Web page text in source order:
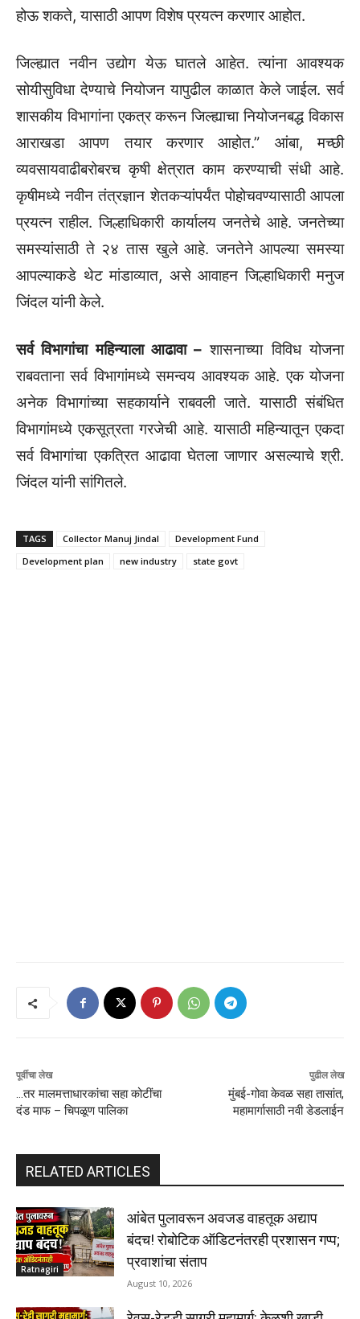
होऊ शकते, यासाठी आपण विशेष प्रयत्न करणार आहोत.
जिल्ह्यात नवीन उद्योग येऊ घातले आहेत. त्यांना आवश्यक
सोयीसुविधा देण्याचे नियोजन यापुढील काळात केले जाईल. सर्व
शासकीय विभागांना एकत्र करून जिल्ह्याचा नियोजनबद्ध विकास
आराखडा आपण तयार करणार आहोत.” आंबा, मच्छी
व्यवसायवाढीबरोबरच कृषी क्षेत्रात काम करण्याची संधी आहे.
कृषीमध्ये नवीन तंत्रज्ञान शेतकऱ्यांपर्यंत पोहोचवण्यासाठी आपला
प्रयत्न राहील. जिल्हाधिकारी कार्यालय जनतेचे आहे. जनतेच्या
समस्यांसाठी ते २४ तास खुले आहे. जनतेने आपल्या समस्या
आपल्याकडे थेट मांडाव्यात, असे आवाहन जिल्हाधिकारी मनुज
जिंदल यांनी केले.
सर्व विभागांचा महिन्याला आढावा – शासनाच्या विविध योजना
राबवताना सर्व विभागांमध्ये समन्वय आवश्यक आहे. एक योजना
अनेक विभागांच्या सहकार्याने राबवली जाते. यासाठी संबंधित
विभागांमध्ये एकसूत्रता गरजेची आहे. यासाठी महिन्यातून एकदा
सर्व विभागांचा एकत्रित आढावा घेतला जाणार असल्याचे श्री.
जिंदल यांनी सांगितले.
TAGS Collector Manuj Jindal
Development Fund
Development plan
new industry state govt
पूर्वीचा लेख
…तर मालमत्ताधारकांचा सहा कोटींचा
दंड माफ – चिपळूण पालिका
पुढील लेख
मुंबई-गोवा केवळ सहा तासांत,
महामार्गासाठी नवी डेडलाईन
RELATED ARTICLES
Ratnagiri
आंबेत पुलावरून अवजड वाहतूक अद्याप
बंदच! रोबोटिक ऑडिटनंतरही प्रशासन गप्प;
प्रवाशांचा संताप
August 10, 2026